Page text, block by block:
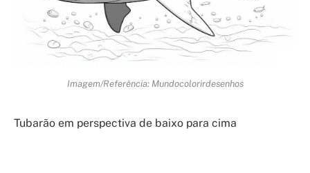
Imagem/Referência: Mundocolorirdesenhos
Tubarão em perspectiva de baixo para cima